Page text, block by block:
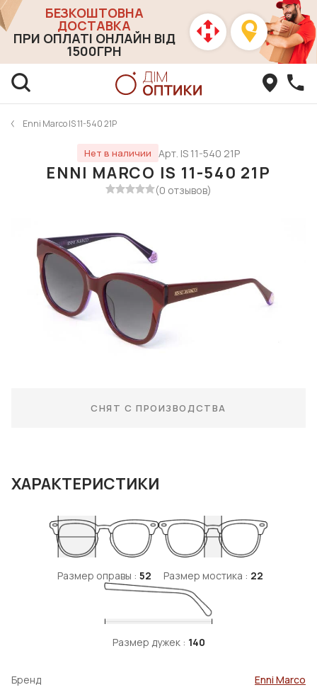
БЕЗКОШТОВНА
ДОСТАВКА
ПРИ ОПЛАТІ ОНЛАЙН ВІД
1500ГРН
Enni Marco IS 11-540 21P
Нет в наличии Арт. IS 11-540 21P
ENNI MARCO IS 11-540 21P
(0 отзывов)
СНЯТ С ПРОИЗВОДСТВА
ХАРАКТЕРИСТИКИ
Размер оправы : 52 Размер мостика : 22
Размер дужек : 140
Бренд Enni Marco